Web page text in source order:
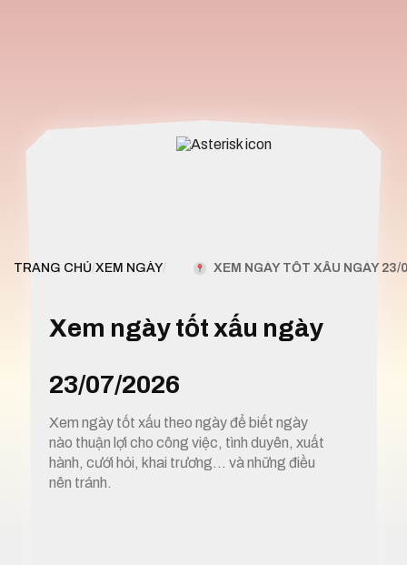
TRANG CHỦ/XEM NGÀY/ XEM NGÀY TỐT XẤU NGÀY 23/
Xem ngày tốt xấu ngày
23/07/2026
Xem ngày tốt xấu theo ngày để biết ngày
nào thuận lợi cho công việc, tình duyên, xuất
hành, cưới hỏi, khai trương… và những điều
nên tránh.